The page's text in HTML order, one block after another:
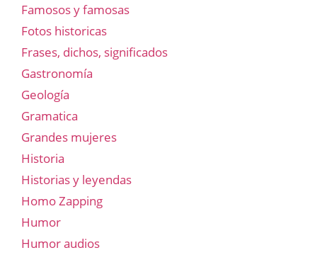
Famosos y famosas
Fotos historicas
Frases, dichos, significados
Gastronomía
Geología
Gramatica
Grandes mujeres
Historia
Historias y leyendas
Homo Zapping
Humor
Humor audios